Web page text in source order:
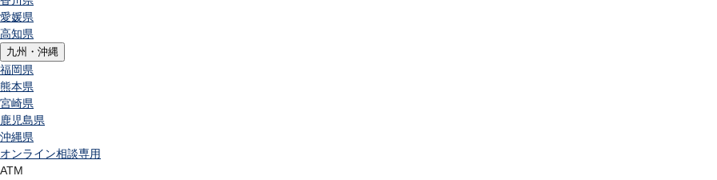
愛媛県
高知県
九州・沖縄
福岡県
熊本県
宮崎県
鹿児島県
沖縄県
オンライン相談専用
ATM